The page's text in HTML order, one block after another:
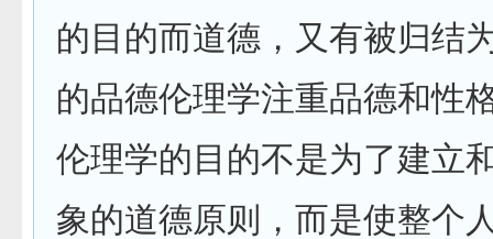
的目的而道德，又有被归结
的品德伦理学注重品德和性
伦理学的目的不是为了建立
象的道德原则，而是使整个